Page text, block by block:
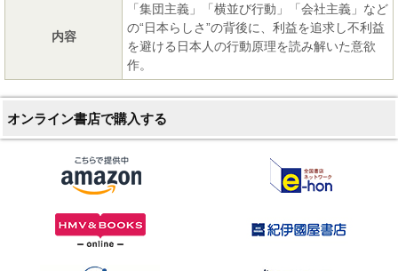
内容
「集団主義」「横並び行動」「会社主義」など
の“日本らしさ”の背後に、利益を追求し不利益
を避ける日本人の行動原理を読み解いた意欲
作。
オンライン書店で購入する